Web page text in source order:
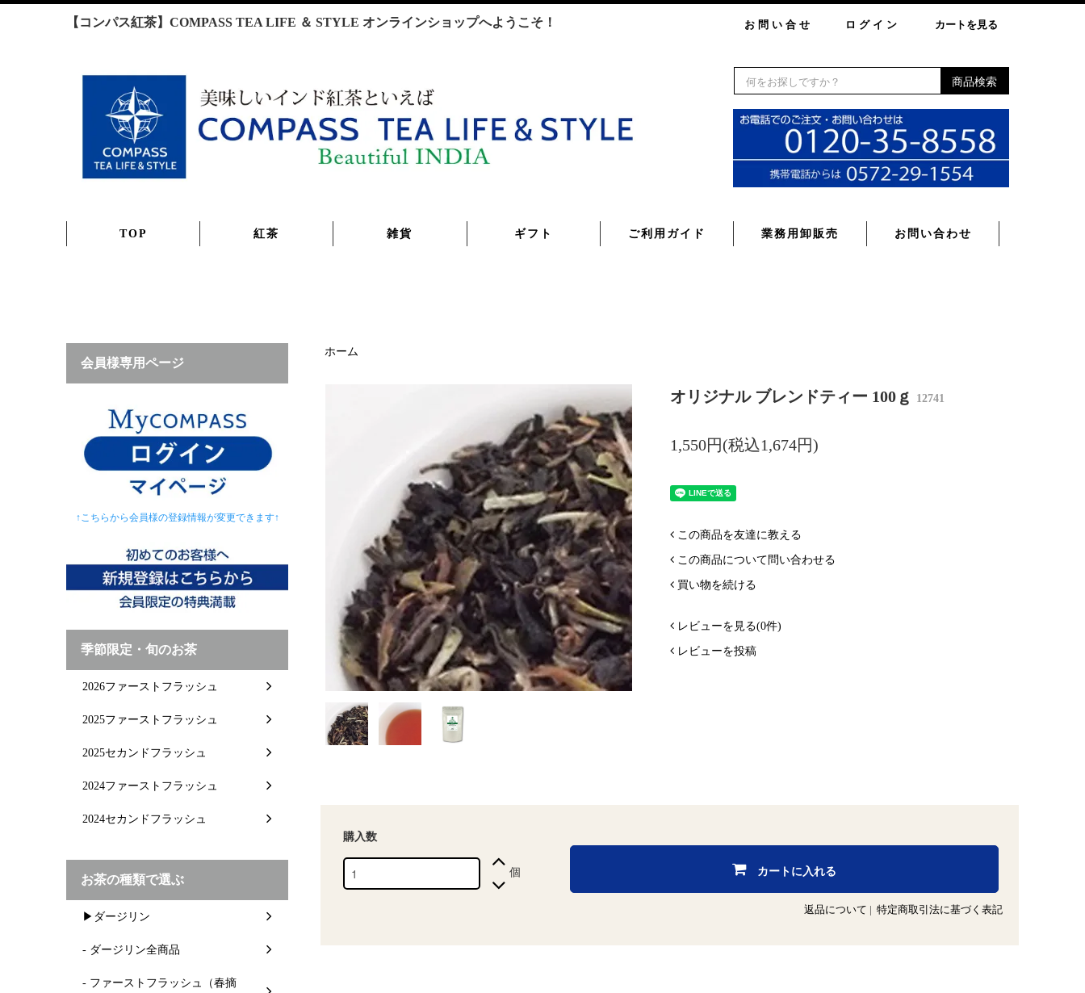
【コンパス紅茶】COMPASS TEA LIFE ＆ STYLE オンラインショップへようこそ！ お問い合せ ログイン カートを見る
商品検索
TOP 紅茶 雑貨 ギフト ご利用ガイド 業務用卸販売 お問い合わせ
ホーム
オリジナル ブレンドティー 100ｇ 12741
1,550円(税込1,674円)
この商品を友達に教える
この商品について問い合わせる
買い物を続ける
レビューを見る(0件)
レビューを投稿
購入数
個 カートに入れる
返品について | 特定商取引法に基づく表記
会員様専用ページ
↑こちらから会員様の登録情報が変更できます↑
季節限定・旬のお茶
2026ファーストフラッシュ
2025ファーストフラッシュ
2025セカンドフラッシュ
2024ファーストフラッシュ
2024セカンドフラッシュ
お茶の種類で選ぶ
▶ダージリン
- ダージリン全商品
- ファーストフラッシュ（春摘